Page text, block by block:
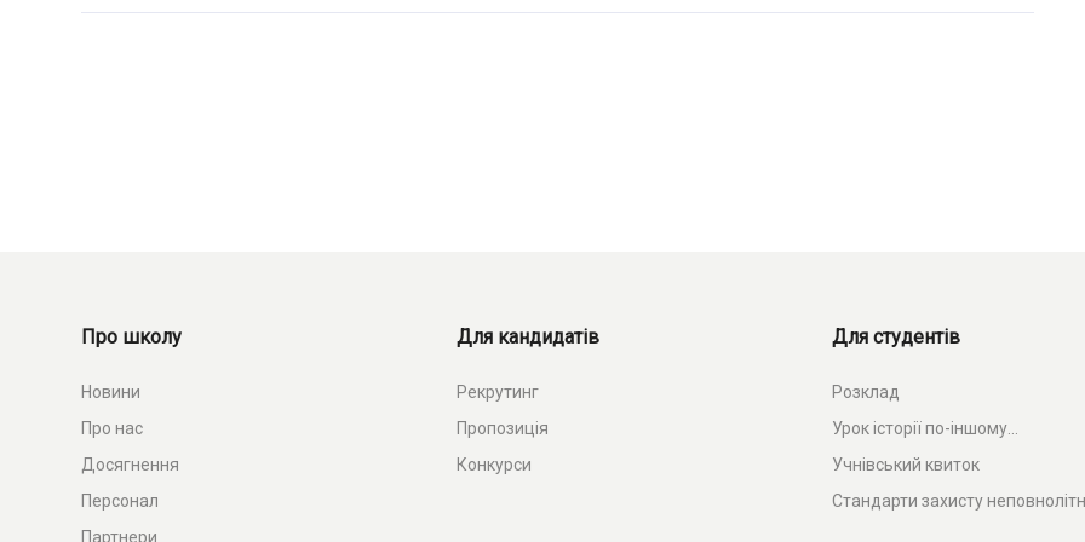
Про школу
Новини
Про нас
Досягнення
Персонал
Партнери
Для кандидатів
Рекрутинг
Пропозиція
Конкурси
Для студентів
Розклад
Урок історії по-іншому...
Учнівський квиток
Стандарти захисту